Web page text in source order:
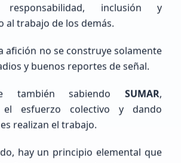
Cisneros Delgado
Mexico, Chih., JUÁREZ
responsabilidad, inclusión y
al trabajo de los demás.
afición no se construye solamente
y buenos reportes de señal.
también sabiendo SUMAR,
el esfuerzo colectivo y dando
realizan el trabajo.
hay un principio elemental que